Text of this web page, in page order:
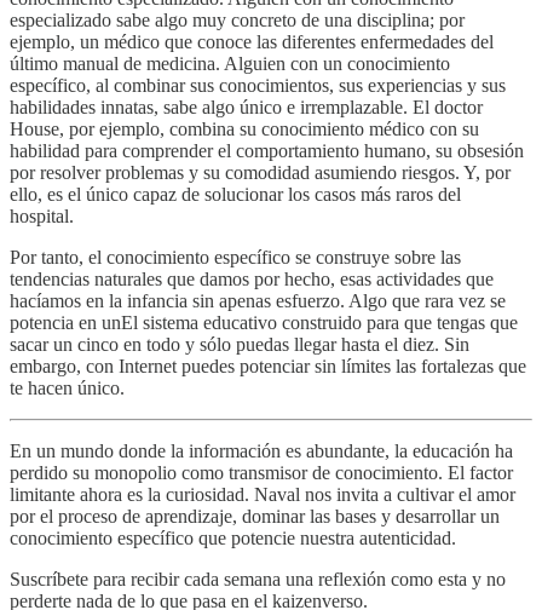
especializado sabe algo muy concreto de una disciplina; por
ejemplo, un médico que conoce las diferentes enfermedades del
último manual de medicina. Alguien con un conocimiento
específico, al combinar sus conocimientos, sus experiencias y sus
habilidades innatas, sabe algo único e irremplazable. El doctor
House, por ejemplo, combina su conocimiento médico con su
habilidad para comprender el comportamiento humano, su obsesión
por resolver problemas y su comodidad asumiendo riesgos. Y, por
ello, es el único capaz de solucionar los casos más raros del
hospital.
Por tanto, el conocimiento específico se construye sobre las
tendencias naturales que damos por hecho, esas actividades que
hacíamos en la infancia sin apenas esfuerzo. Algo que rara vez se
potencia en unEl sistema educativo construido para que tengas que
sacar un cinco en todo y sólo puedas llegar hasta el diez. Sin
embargo, con Internet puedes potenciar sin límites las fortalezas que
te hacen único.
En un mundo donde la información es abundante, la educación ha
perdido su monopolio como transmisor de conocimiento. El factor
limitante ahora es la curiosidad. Naval nos invita a cultivar el amor
por el proceso de aprendizaje, dominar las bases y desarrollar un
conocimiento específico que potencie nuestra autenticidad.
Suscríbete para recibir cada semana una reflexión como esta y no
perderte nada de lo que pasa en el kaizenverso.